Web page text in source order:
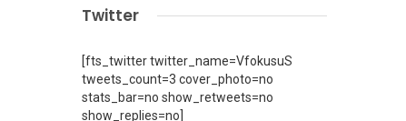
Twitter
[fts_twitter twitter_name=VfokusuS
tweets_count=3 cover_photo=no
stats_bar=no show_retweets=no
show_replies=no]